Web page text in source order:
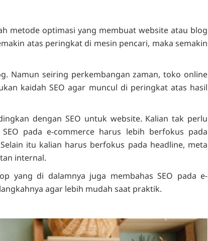
metode optimasi yang membuat website atau blog
atas peringkat di mesin pencari, maka semakin
Namun seiring perkembangan zaman, toko online
kaidah SEO agar muncul di peringkat atas hasil
dengan SEO untuk website. Kalian tak perlu
pada e-commerce harus lebih berfokus pada
itu kalian harus berfokus pada headline, meta
internal.
yang di dalamnya juga membahas SEO pada e-
agar lebih mudah saat praktik.